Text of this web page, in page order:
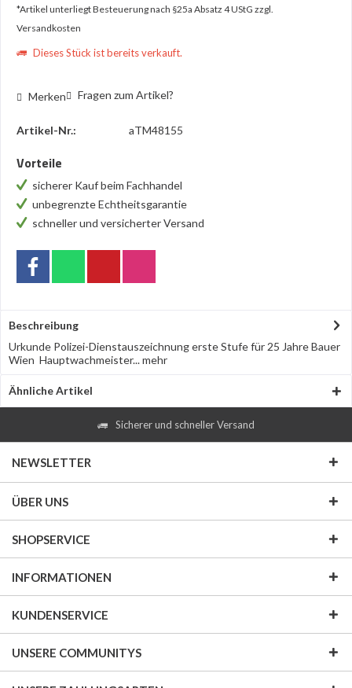
*Artikel unterliegt Besteuerung nach §25a Absatz 4 UStG zzgl.
Versandkosten
Dieses Stück ist bereits verkauft.
Merken Fragen zum Artikel?
Artikel-Nr.: aTM48155
Vorteile
sicherer Kauf beim Fachhandel
unbegrenzte Echtheitsgarantie
schneller und versicherter Versand
Beschreibung
Urkunde Polizei-Dienstauszeichnung erste Stufe für 25 Jahre Bauer
Wien Hauptwachmeister...mehr
Ähnliche Artikel
Sicherer und schneller Versand
NEWSLETTER
ÜBER UNS
SHOPSERVICE
INFORMATIONEN
KUNDENSERVICE
UNSERE COMMUNITYS